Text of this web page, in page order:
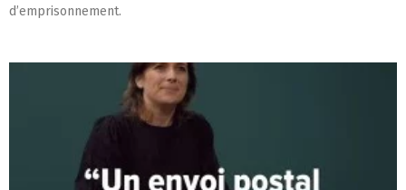
d’emprisonnement.